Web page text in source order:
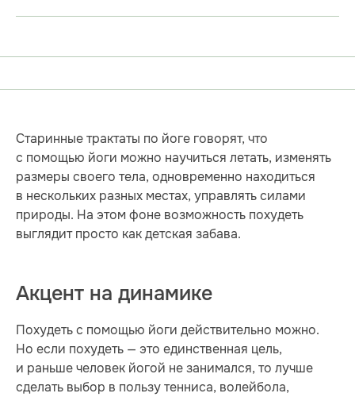
Старинные трактаты по йоге говорят, что
с помощью йоги можно научиться летать, изменять
размеры своего тела, одновременно находиться
в нескольких разных местах, управлять силами
природы. На этом фоне возможность похудеть
выглядит просто как детская забава.
Акцент на динамике
Похудеть с помощью йоги действительно можно.
Но если похудеть — это единственная цель,
и раньше человек йогой не занимался, то лучше
сделать выбор в пользу тенниса, волейбола,